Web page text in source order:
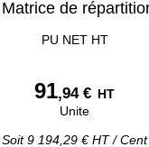
Matrice de
PU NET HT
91,94 € HT
Unite
Soit9 194,29 € HT/Cent